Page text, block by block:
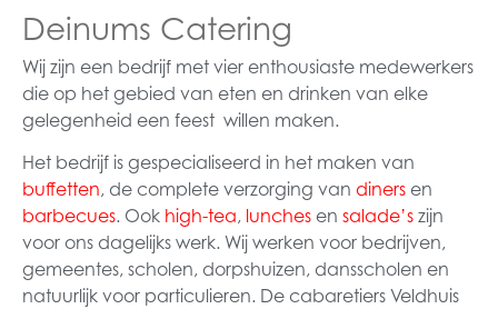
Deinums Catering
Wij zijn een bedrijf met vier enthousiaste medewerkers
die op het gebied van eten en drinken van elke
gelegenheid een feest willen maken.
Het bedrijf is gespecialiseerd in het maken van
buffetten, de complete verzorging van diners en
barbecues. Ook high-tea, lunches en salade’s zijn
voor ons dagelijks werk. Wij werken voor bedrijven,
gemeentes, scholen, dorpshuizen, dansscholen en
natuurlijk voor particulieren. De cabaretiers Veldhuis